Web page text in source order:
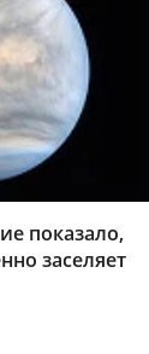
показало,
заселяет